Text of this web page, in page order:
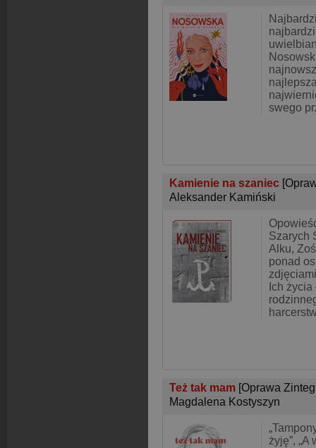
swego
Kamienie na szaniec
Aleksander Kamiński
Szarych
Alku,
ponad
Ich
Też tak mam [Oprawa
Magdalena Kostyszyn
żyję”,